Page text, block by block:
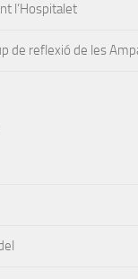
l’Hospitalet
de reflexió de les